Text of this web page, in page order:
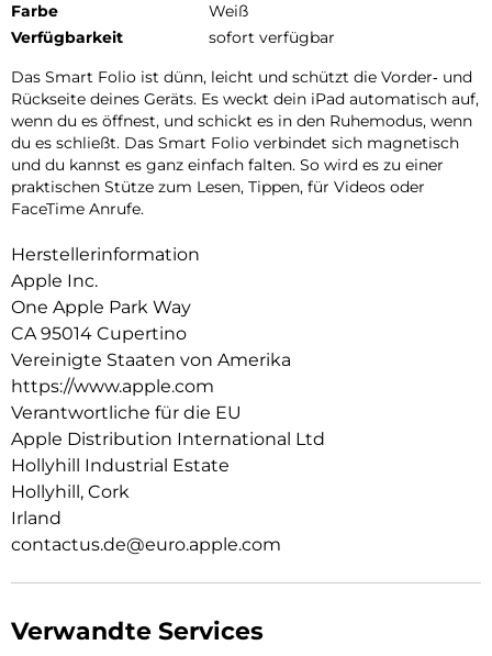
Farbe
Weiß
Verfügbarkeit
sofort verfügbar
Das Smart Folio ist dünn, leicht und schützt die Vorder‑ und
Rückseite deines Geräts. Es weckt dein iPad auto­matisch auf,
wenn du es öffnest, und schickt es in den Ruhemodus, wenn
du es schließt. Das Smart Folio verbindet sich magnetisch
und du kannst es ganz einfach falten. So wird es zu einer
praktischen Stütze zum Lesen, Tippen, für Videos oder
FaceTime Anrufe.
Herstellerinformation
Apple Inc.
One Apple Park Way
CA 95014 Cupertino
Vereinigte Staaten von Amerika
https://www.apple.com
Verantwortliche für die EU
Apple Distribution International Ltd
Hollyhill Industrial Estate
Hollyhill, Cork
Irland
contactus.de@euro.apple.com
Verwandte Services